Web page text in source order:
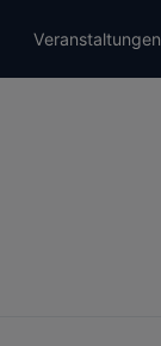
Veranstaltungen